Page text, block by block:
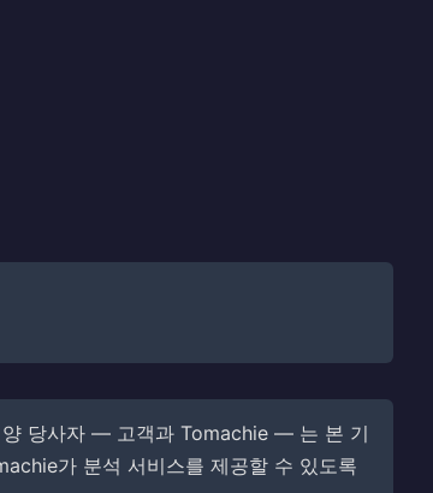
당사자 — 고객과 Tomachie — 는 본 기
가 분석 서비스를 제공할 수 있도록